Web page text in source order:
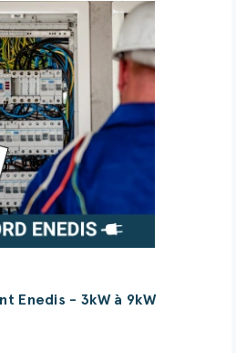
Enedis - 3kW à 9kW